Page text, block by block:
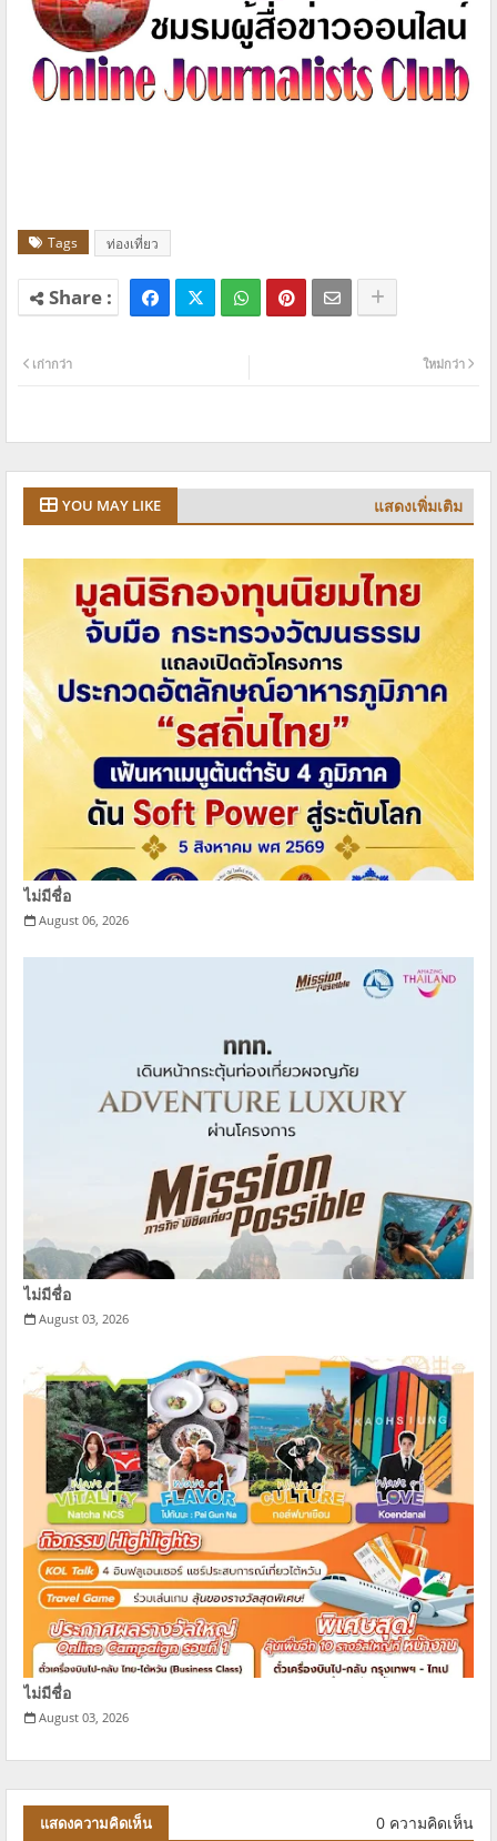
Tags ท่องเที่ยว
ใหม่กว่า
เก่ากว่า
YOU MAY LIKE แสดงเพิ่มเติม
ไม่มีชื่อ
August 06, 2026
ไม่มีชื่อ
August 03, 2026
ไม่มีชื่อ
August 03, 2026
แสดงความคิดเห็น 0 ความคิดเห็น